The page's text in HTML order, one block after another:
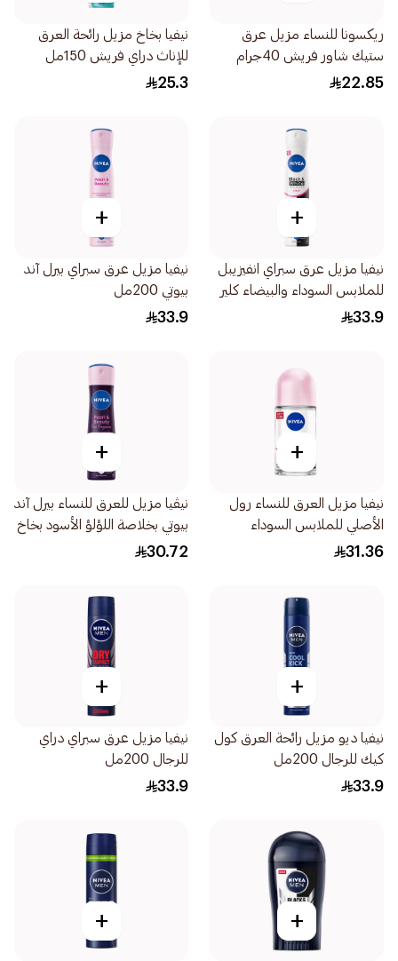
ريكسونا للنساء مزيل عرق
ستيك شاور فريش 40جرام
22.85
نيفيا بخاخ مزيل رائحة العرق
للإناث دراي فريش 150مل
25.3
+
نيفيا مزيل عرق سبراي انفيزيبل
للملابس السوداء والبيضاء كلير
للإناث 200مل
33.9
+
نيفيا مزيل عرق سبراي بيرل آند
بيوتي 200مل
33.9
+
نيفيا مزيل العرق للنساء رول
الأصلي للملابس السوداء
والبيضاء 50مل
31.36
+
نيڤيا مزيل للعرق للنساء بيرل آند
بيوتي بخلاصة اللؤلؤ الأسود بخاخ
150مل
30.72
+
نيفيا ديو مزيل رائحة العرق كول
كيك للرجال 200مل
33.9
+
نيفيا مزيل عرق سبراي دراي
للرجال 200مل
33.9
+
+